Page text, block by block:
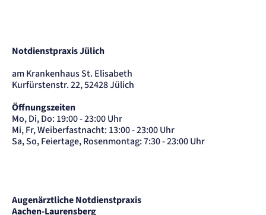
Notdienstpraxis Jülich
am Krankenhaus St. Elisabeth
Kurfürstenstr. 22, 52428 Jülich
Öffnungszeiten
Mo, Di, Do: 19:00 - 23:00 Uhr
Mi, Fr, Weiberfastnacht: 13:00 - 23:00 Uhr
Sa, So, Feiertage, Rosenmontag: 7:30 - 23:00 Uhr
Augenärztliche Notdienstpraxis
Aachen-Laurensberg
Name:
et_allow_cookies
Anbieter:
etracker GmbH
Cookie Laufzeit:
480 Tage
etracker Analytics
etracker GmbH